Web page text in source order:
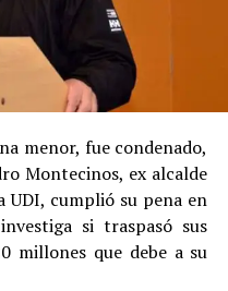
menor, fue condenado,
Montecinos, ex alcalde
UDI, cumplió su pena en
si traspasó sus
millones que debe a su